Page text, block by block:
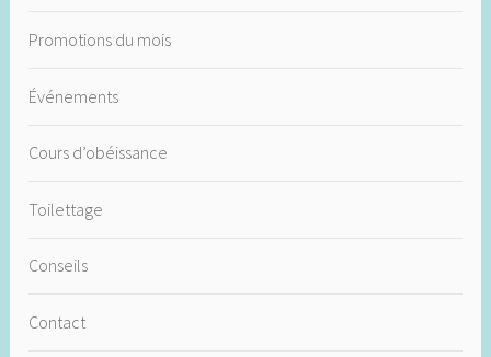
Promotions du mois
Événements
Cours d’obéissance
Toilettage
Conseils
Contact